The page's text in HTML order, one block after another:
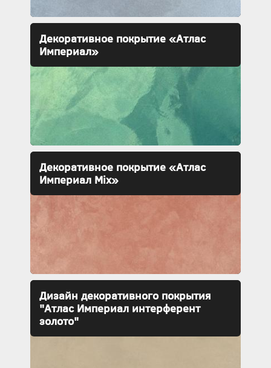
Декоративное покрытие «Атлас
Империал»
Декоративное покрытие «Атлас
Империал Mix»
Дизайн декоративного покрытия
"Атлас Империал интерферент
золото"